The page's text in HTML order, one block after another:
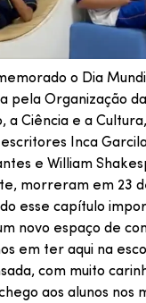
o Dia
pela Organização
a Ciência e a
Inca
e William
morreram em 23
esse capítulo
novo espaço de
em ter aqui na
com muito
aos alunos nos